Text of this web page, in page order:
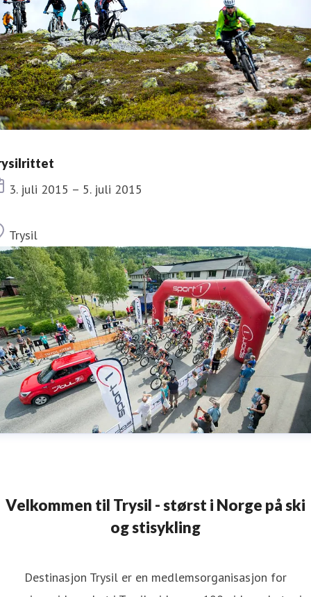
Dato
3. juli 2015 – 5. juli 2015
Sted
Trysil
Velkommen til Trysil - størst i Norge på ski
og stisykling
Destinasjon Trysil er en medlemsorganisasjon for